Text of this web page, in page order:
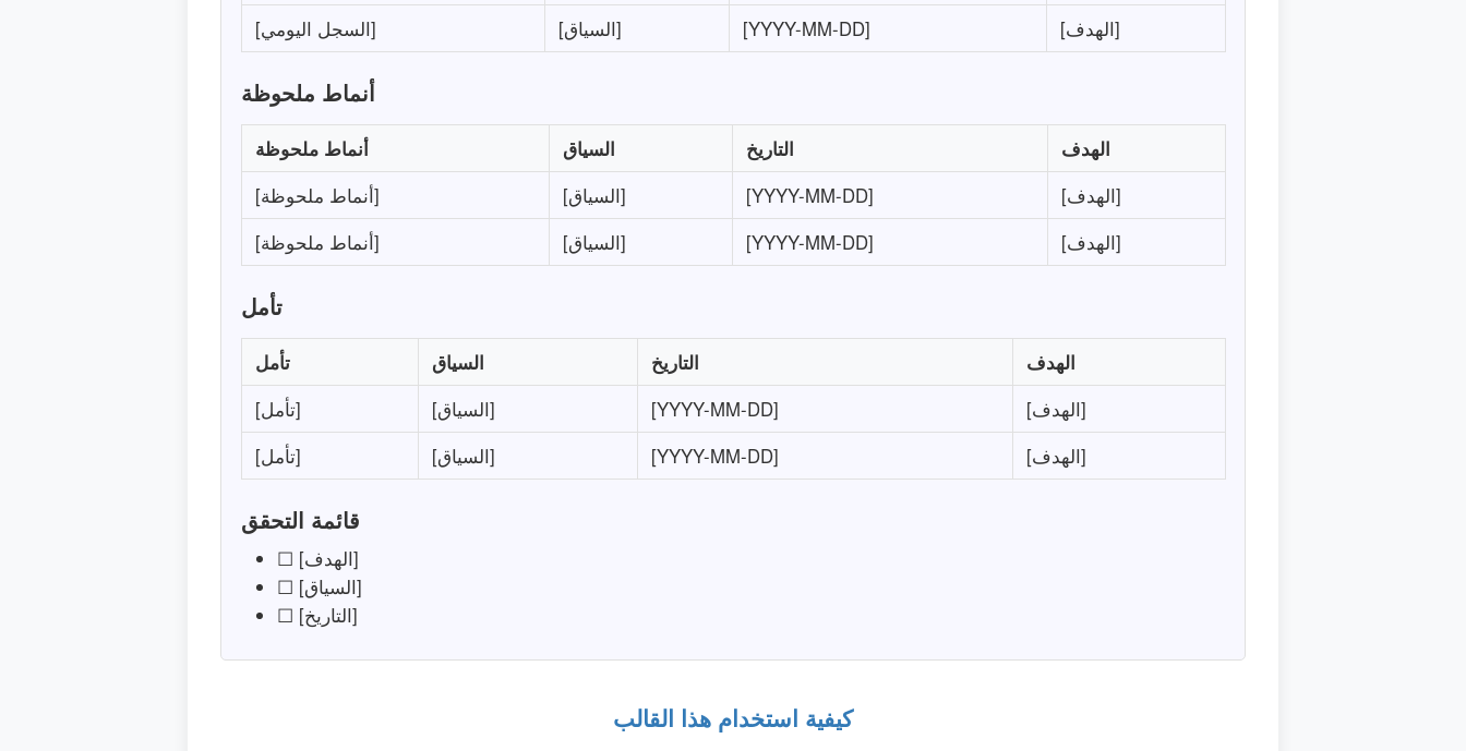
[السجل اليومي]
[السياق] [YYYY-MM-DD] [الهدف]
أنماط ملحوظة
أنماط ملحوظة السياق التاريخ
الهدف
[أنماط ملحوظة]
[السياق] [YYYY-MM-DD]
[الهدف]
[أنماط ملحوظة]
[السياق] [YYYY-MM-DD] [الهدف]
تأمل
تأمل السياق التاريخ
الهدف
[تأمل]
[السياق] [YYYY-MM-DD]
[الهدف]
[تأمل]
[السياق] [YYYY-MM-DD] [الهدف]
قائمة التحقق
☐ [الهدف]
☐ [السياق]
☐ [التاريخ]
كيفية استخدام هذا القالب